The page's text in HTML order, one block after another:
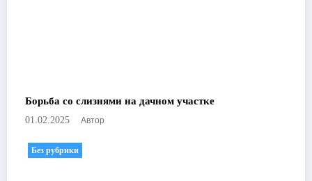
Борьба со слизнями на дачном участке
01.02.2025 Автор
Без рубрики